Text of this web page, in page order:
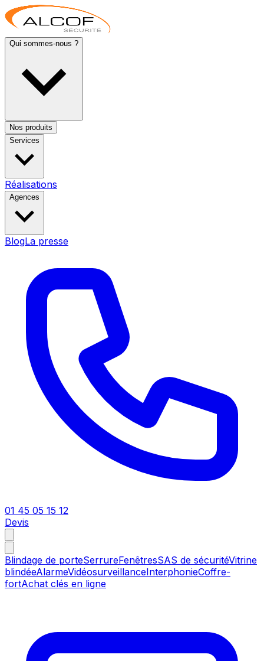
Qui sommes-nous ?
Nos produits
Services
Réalisations
Agences
BlogLa presse
01 45 05 15 12
Devis
Blindage de porteSerrureFenêtresSAS de sécuritéVitrine
blindéeAlarmeVidéosurveillanceInterphonieCoffre-
fortAchat clés en ligne